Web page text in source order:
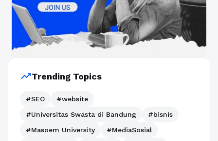
trending_upTrending Topics
#SEO
#website
#Universitas Swasta di Bandung
#bisnis
#Masoem University
#MediaSosial